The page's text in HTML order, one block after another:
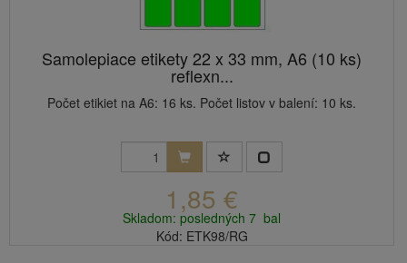
Samolepiace etikety 22 x 33 mm, A6 (10 ks)
reflexn...
Počet etikiet na A6: 16 ks. Počet listov v balení: 10 ks.
1,85 €
Skladom: posledných 7 bal
Kód: ETK98/RG